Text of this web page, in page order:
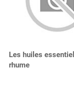
Les huiles
rhume